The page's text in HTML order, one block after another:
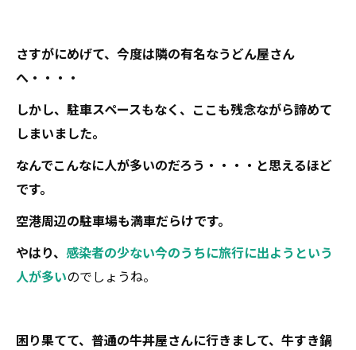
さすがにめげて、今度は隣の有名なうどん屋さん
へ・・・・
しかし、駐車スペースもなく、ここも残念ながら諦めて
しまいました。
なんでこんなに人が多いのだろう・・・・と思えるほど
です。
空港周辺の駐車場も満車だらけです。
やはり、 感染者の少ない今のうちに旅行に出ようという
人が多いのでしょうね。
困り果てて、普通の牛丼屋さんに行きまして、牛すき鍋